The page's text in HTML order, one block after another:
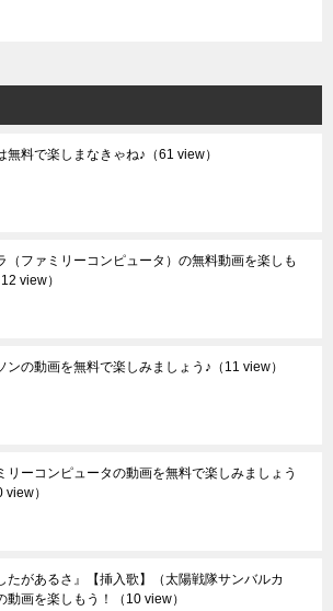
無料で楽しまなきゃね♪ （61 view）
（ファミリーコンピュータ）の無料動画を楽しも
12 view）
ンの動画を無料で楽しみましょう♪ （11 view）
リーコンピュータの動画を無料で楽しみましょう
view）
たがあるさ』【挿入歌】（太陽戦隊サンバルカ
動画を楽しもう！
（10 view）